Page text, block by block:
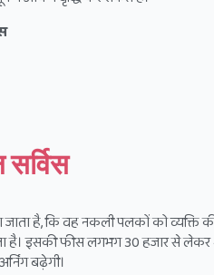
जाता है, कि वह नकली पलकों को
है। इसकी फीस लगभग 30 हजार से
बढ़ेगी।